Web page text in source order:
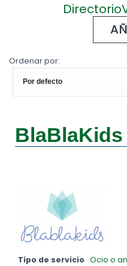
Directorio
Ordenar por:
BlaBlaKids
Tipo de servicio Ocio o